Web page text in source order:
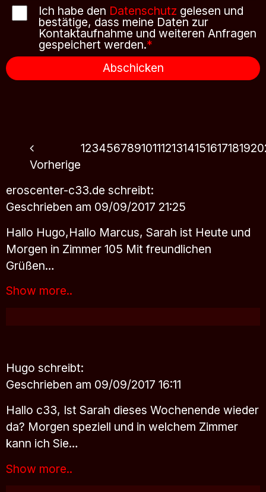
Ich habe den Datenschutz gelesen und
bestätige, dass meine Daten zur
Kontaktaufnahme und weiteren Anfragen
gespeichert werden.*
Abschicken
Vorherige
1234567891011121314151617181920
eroscenter-c33.de schreibt:
Geschrieben am 09/09/2017 21:25
Hallo Hugo,Hallo Marcus, Sarah ist Heute und
Morgen in Zimmer 105 Mit freundlichen
Grüßen…
Show more..
Hugo schreibt:
Geschrieben am 09/09/2017 16:11
Hallo c33, Ist Sarah dieses Wochenende wieder
da? Morgen speziell und in welchem Zimmer
kann ich Sie…
Show more..